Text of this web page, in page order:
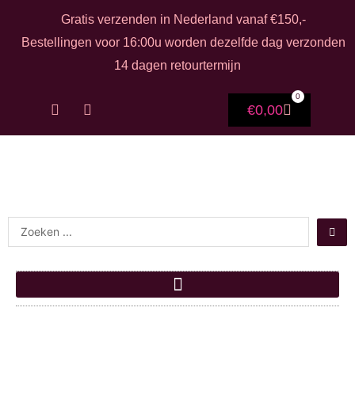
Ga naar de inhoud
Gratis verzenden in Nederland vanaf €150,-
Bestellingen voor 16:00u worden dezelfde dag verzonden
14 dagen retourtermijn
F
a
-
f
I
n
m
€0,00
0
Search ...